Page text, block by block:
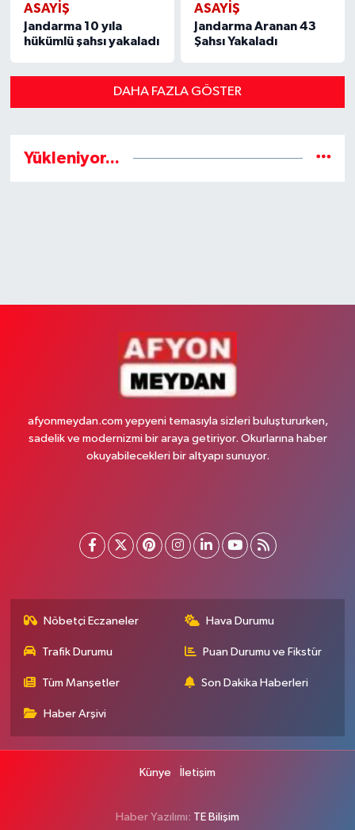
ASAYIŞ
Jandarma 10 yıla
hükümlü şahsı yakaladı
ASAYIŞ
Jandarma Aranan 43
Şahsı Yakaladı
DAHA FAZLA GÖSTER
Yükleniyor...
afyonmeydan.com yepyeni temasıyla sizleri buluştururken,
sadelik ve modernizmi bir araya getiriyor. Okurlarına haber
okuyabilecekleri bir altyapı sunuyor.
Nöbetçi Eczaneler Hava Durumu
Trafik Durumu Puan Durumu ve Fikstür
Tüm Manşetler Son Dakika Haberleri
Haber Arşivi
Künye İletişim
Haber Yazılımı: TE Bilişim